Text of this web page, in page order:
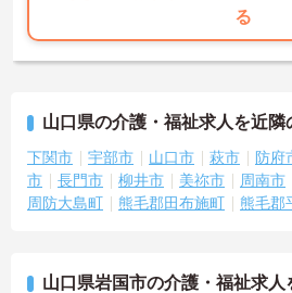
る
山口県の介護・福祉求人を近
下関市 宇部市 山口市 萩市 防府
市
長門市 柳井市 美祢市 周南市
周防大島町
熊毛郡田布施町 熊毛郡
山口県岩国市の介護・福祉求人